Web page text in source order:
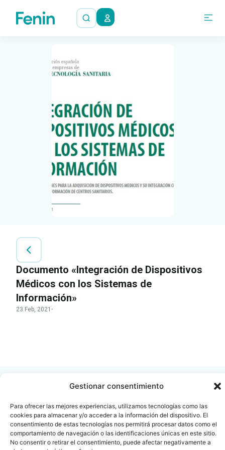
Gestionar consentimiento
Para ofrecer las mejores experiencias, utilizamos tecnologías como las
cookies para almacenar y/o acceder a la información del dispositivo. El
consentimiento de estas tecnologías nos permitirá procesar datos como el
comportamiento de navegación o las identificaciones únicas en este sitio.
No consentir o retirar el consentimiento, puede afectar negativamente a
Documento «Integración de Dispositivos
Médicos con los Sistemas de
Información»
23 Feb, 2021 ·
Contacto
info@fenin.es
Oficina Barcelona
Travesera de Gracia, 56 -
1º, 3ª 08006